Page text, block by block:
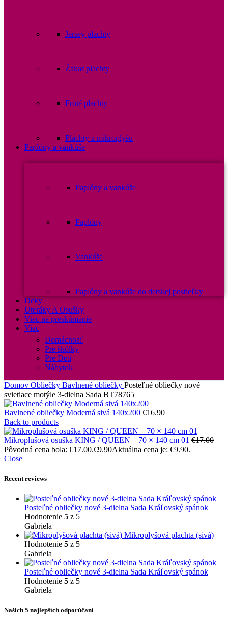
Jersey plachty
Žakar plachty
Froté plachty
Plachty z mikroplyšu
Paplóny a vankúše
Paplóny a vankúše
Paplóny
Vankúše
Paplóny a vankúše do detskej postieľky
Deky
Uteráky A Osušky
Viac na preskúmanie
Viac
Domácnosť
Pre škôlky
Pre Deti
Nábytok
Domov Obliečky Bavlnené obliečky Posteľné obliečky nové
svietiace motýle 3-dielna Sada BT78765
Bavlnené obliečky Moderná sivá 140x200 €16.90
Back to products
Mikroplušová osuška KING / QUEEN – 70 × 140 cm 01 €17.00
Pôvodná cena bola: €17.00.€9.90Aktuálna cena je: €9.90.
Close
Recent reviews
Posteľné obliečky nové 3-dielna Sada Kráľovský spánok
Hodnotenie 5 z 5
Gabriela
Mikroplyšová plachta (sivá)
Hodnotenie 5 z 5
Gabriela
Posteľné obliečky nové 3-dielna Sada Kráľovský spánok
Hodnotenie 5 z 5
Gabriela
Našich 5 najlepších odporúčaní